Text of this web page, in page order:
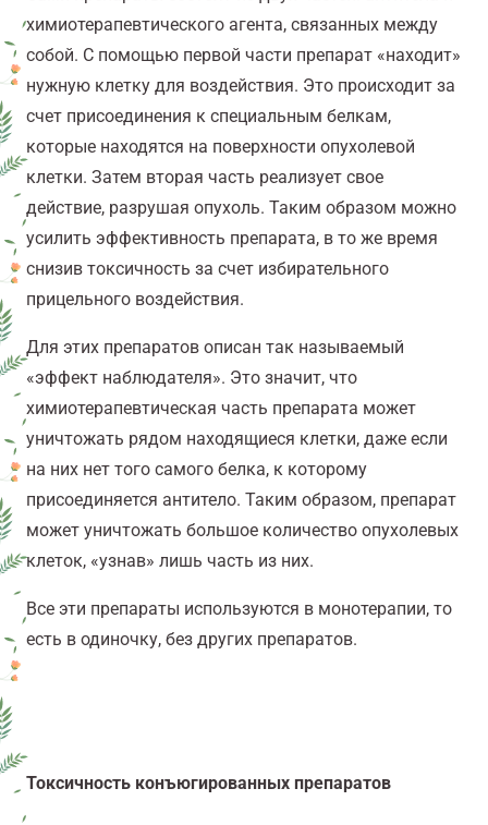
химиотерапевтического агента, связанных между
собой. С помощью первой части препарат «находит»
нужную клетку для воздействия. Это происходит за
счет присоединения к специальным белкам,
которые находятся на поверхности опухолевой
клетки. Затем вторая часть реализует свое
действие, разрушая опухоль. Таким образом можно
усилить эффективность препарата, в то же время
снизив токсичность за счет избирательного
прицельного воздействия.
Для этих препаратов описан так называемый
«эффект наблюдателя». Это значит, что
химиотерапевтическая часть препарата может
уничтожать рядом находящиеся клетки, даже если
на них нет того самого белка, к которому
присоединяется антитело. Таким образом, препарат
может уничтожать большое количество опухолевых
клеток, «узнав» лишь часть из них.
Все эти препараты используются в монотерапии, то
есть в одиночку, без других препаратов.
Токсичность конъюгированных препаратов